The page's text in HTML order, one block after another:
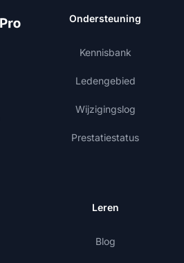
Ondersteuning
Kennisbank
Ledengebied
Wijzigingslog
Prestatiestatus
Leren
Blog